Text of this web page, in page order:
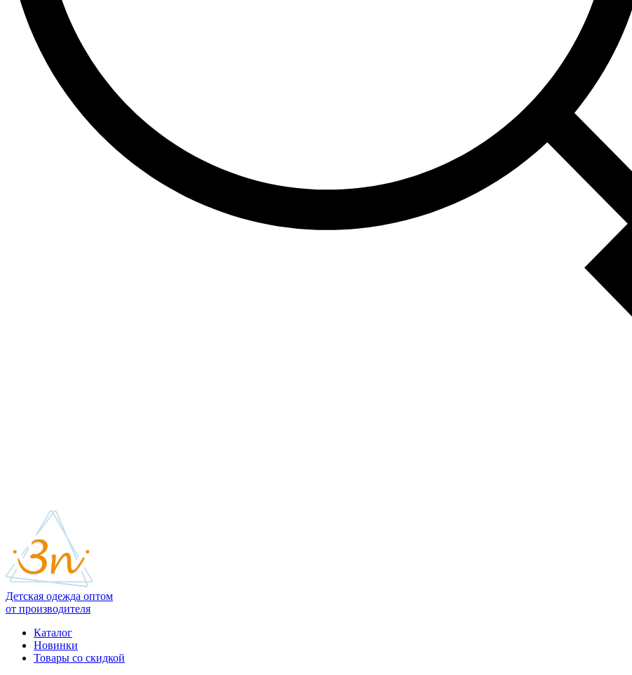
Детская одежда оптом
от производителя
Каталог
Новинки
Товары со скидкой